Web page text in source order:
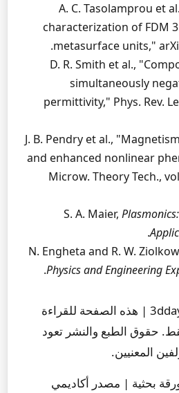
[1] A. C. Tasolamprou
characterization of FDM
metasurface units,"
[2] D. R. Smith et al.,
simultaneously
permittivity," Phys. Rev.
[3] J. B. Pendry et al.,
and enhanced nonlinear
Microw. Theory Tech.,
Physics and Engineering
© 2025 3ddayinji.com | هذه الصفحة للقراءة
حقوق الطبع والنشر تعود
المعنيين.
ورقة بحثية | مصدر أكاديمي